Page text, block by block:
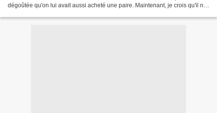
dégoûtée qu'on lui avait aussi acheté une paire. Maintenant, je crois qu'il ne